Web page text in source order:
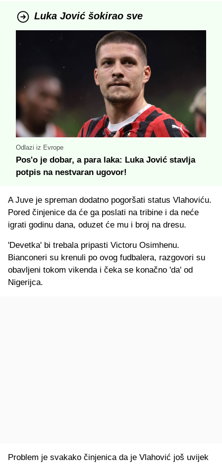
Luka Jović šokirao sve
Odlazi iz Evrope
Pos'o je dobar, a para laka: Luka Jović stavlja
potpis na nestvaran ugovor!
A Juve je spreman dodatno pogoršati status Vlahoviću.
Pored činjenice da će ga poslati na tribine i da neće
igrati godinu dana, oduzet će mu i broj na dresu.
'Devetka' bi trebala pripasti Victoru Osimhenu.
Bianconeri su krenuli po ovog fudbalera, razgovori su
obavljeni tokom vikenda i čeka se konačno 'da' od
Nigerijca.
Problem je svakako činjenica da je Vlahović još uvijek